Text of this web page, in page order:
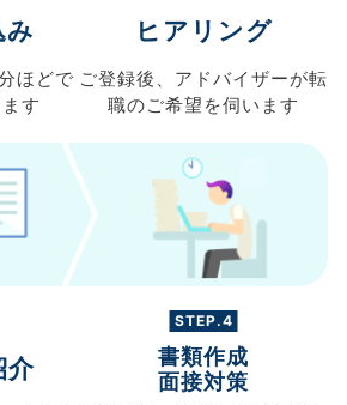
み
ほどで
す
ヒアリング
ご登録後、 アドバイザーが転
職のご希望を伺います
介
STEP.4
書類作成
面接対策